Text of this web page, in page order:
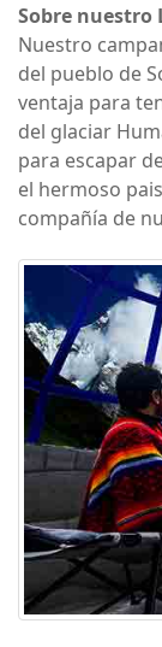
Sobre nuestro
Nuestro
del pueblo de
ventaja para
del glaciar
para escapar
el hermoso
compañía de